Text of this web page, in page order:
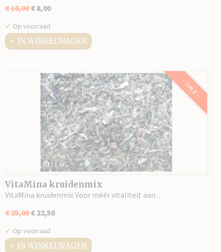
€ 10,00 € 8,00
✓ Op voorraad
IN WINKELWAGEN
- SALE -
VitaMina kruidenmix
VitaMina kruidenmix Voor méér vitaliteit aan…
€ 25,00 € 22,50
✓ Op voorraad
IN WINKELWAGEN